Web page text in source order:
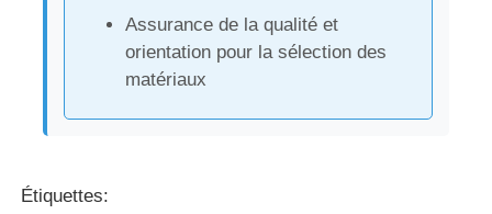
Aperçu
Produits
Assurance de la qualité et
orientation pour la sélection des
matériaux
Étiquettes: